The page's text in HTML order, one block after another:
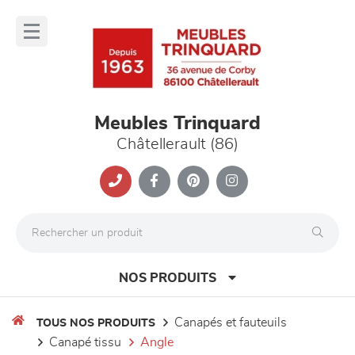
Meubles Trinquard
Châtellerault (86)
NOS PRODUITS
TOUS NOS PRODUITS
canapés et fauteuils
canapé tissu
angle